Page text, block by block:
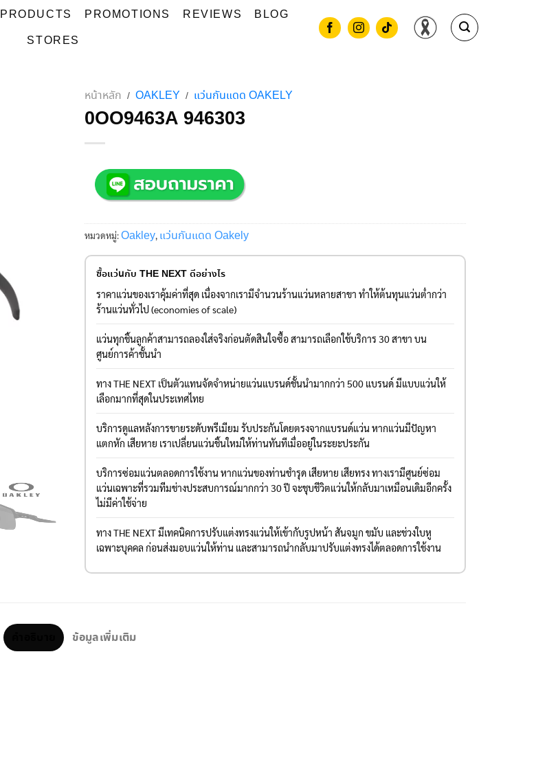
PRODUCTS PROMOTIONS REVIEWS
BLOG
STORES
หน้าหลัก / OAKLEY / แว่นกันแดด OAKELY
0OO9463A 946303
หมวดหมู่:Oakley, แว่นกันแดด Oakely
ซื้อแว่นกับ THE NEXT ดีอย่างไร
ราคาแว่นของเราคุ้มค่าที่สุด เนื่องจากเรามีจำนวนร้านแว่นหลายสาขา ทำให้ต้นทุนแว่นต่ำกว่า
ร้านแว่นทั่วไป (economies of scale)
แว่นทุกชิ้นลูกค้าสามารถลองใส่จริงก่อนตัดสินใจซื้อ สามารถเลือกใช้บริการ 30 สาขา บน
ศูนย์การค้าชั้นนำ
ทาง THE NEXT เป็นตัวแทนจัดจำหน่ายแว่นแบรนด์ชั้นนำมากกว่า 500 แบรนด์ มีแบบแว่นให้
เลือกมากที่สุดในประเทศไทย
บริการดูแลหลังการขายระดับพรีเมียม รับประกันโดยตรงจากแบรนด์แว่น หากแว่นมีปัญหา
แตกหัก เสียหาย เราเปลี่ยนแว่นชิ้นใหม่ให้ท่านทันทีเมื่ออยู่ในระยะประกัน
บริการซ่อมแว่นตลอดการใช้งาน หากแว่นของท่านชำรุด เสียหาย เสียทรง ทางเรามีศูนย์ซ่อม
แว่นเฉพาะที่รวมทีมช่างประสบการณ์มากกว่า 30 ปี จะชุบชีวิตแว่นให้กลับมาเหมือนเดิมอีกครั้ง
ไม่มีค่าใช้จ่าย
ทาง THE NEXT มีเทคนิคการปรับแต่งทรงแว่นให้เข้ากับรูปหน้า สันจมูก ขมับ และช่วงใบหู
เฉพาะบุคคล ก่อนส่งมอบแว่นให้ท่าน และสามารถนำกลับมาปรับแต่งทรงได้ตลอดการใช้งาน
ข้อมูลเพิ่มเติม